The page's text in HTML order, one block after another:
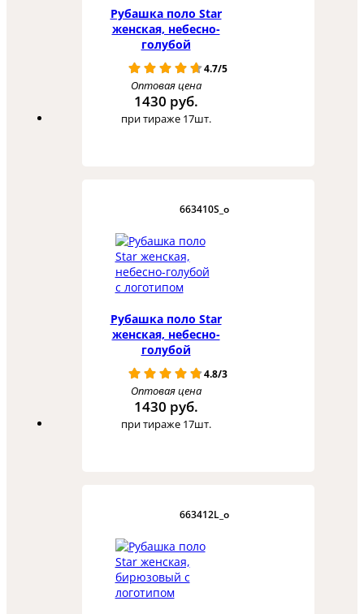
Рубашка поло Star
женская, небесно-
голубой
4.7/5
Оптовая цена
1430 руб.
при тираже 17шт.
663410S_o
Рубашка поло Star
женская, небесно-
голубой
4.8/3
Оптовая цена
1430 руб.
при тираже 17шт.
663412L_o